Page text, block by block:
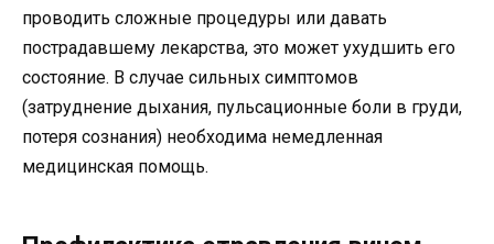
проводить сложные процедуры или давать
пострадавшему лекарства, это может ухудшить его
состояние. В случае сильных симптомов
(затруднение дыхания, пульсационные боли в груди,
потеря сознания) необходима немедленная
медицинская помощь.